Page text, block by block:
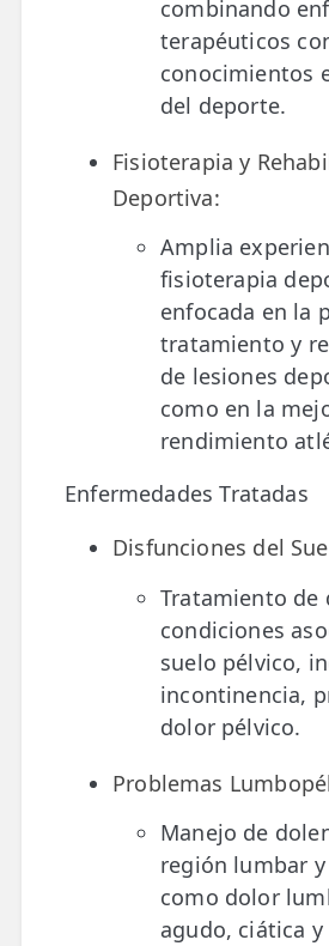
combinando
terapéuticos
conocimientos
del deporte.
Fisioterapia y
Deportiva:
Amplia
fisioterapia
enfocada en la
tratamiento y
de lesiones
como en la
rendimiento
Enfermedades Tratadas
Disfunciones del
Tratamiento de
condiciones
suelo pélvico,
incontinencia,
dolor pélvico.
Problemas
Manejo de
región lumbar
como dolor
agudo, ciática